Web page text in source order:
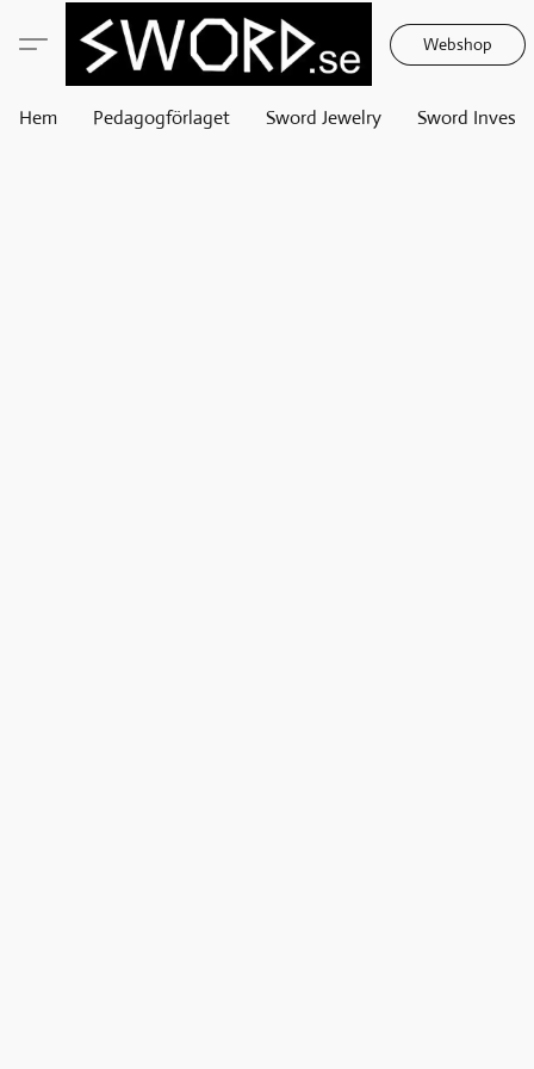
Webshop
Hem Pedagogförlaget Sword Jewelry Sword Invest